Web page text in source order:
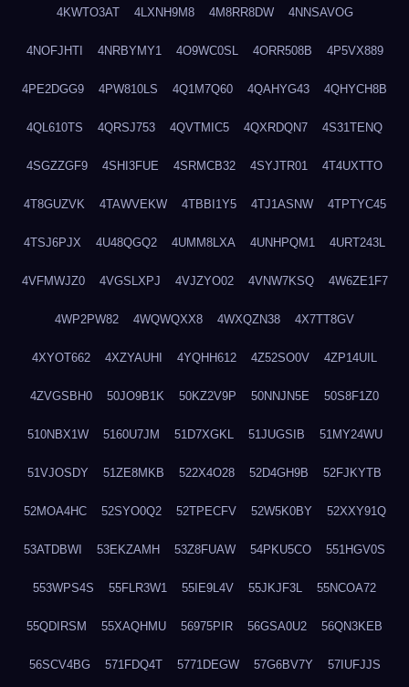
4KWTO3AT 4LXNH9M8 4M8RR8DW 4NNSAVOG
4NOFJHTI 4NRBYMY1 4O9WC0SL 4ORR508B 4P5VX889
4PE2DGG9 4PW810LS 4Q1M7Q60 4QAHYG43 4QHYCH8B
4QL610TS 4QRSJ753 4QVTMIC5 4QXRDQN7 4S31TENQ
4SGZZGF9 4SHI3FUE 4SRMCB32 4SYJTR01 4T4UXTTO
4T8GUZVK 4TAWVEKW 4TBBI1Y5 4TJ1ASNW 4TPTYC45
4TSJ6PJX 4U48QGQ2 4UMM8LXA 4UNHPQM1 4URT243L
4VFMWJZ0 4VGSLXPJ 4VJZYO02 4VNW7KSQ 4W6ZE1F7
4WP2PW82 4WQWQXX8 4WXQZN38 4X7TT8GV
4XYOT662 4XZYAUHI 4YQHH612 4Z52SO0V 4ZP14UIL
4ZVGSBH0 50JO9B1K 50KZ2V9P 50NNJN5E 50S8F1Z0
510NBX1W 5160U7JM 51D7XGKL 51JUGSIB 51MY24WU
51VJOSDY 51ZE8MKB 522X4O28 52D4GH9B 52FJKYTB
52MOA4HC 52SYO0Q2 52TPECFV 52W5K0BY 52XXY91Q
53ATDBWI 53EKZAMH 53Z8FUAW 54PKU5CO 551HGV0S
553WPS4S 55FLR3W1 55IE9L4V 55JKJF3L 55NCOA72
55QDIRSM 55XAQHMU 56975PIR 56GSA0U2 56QN3KEB
56SCV4BG 571FDQ4T 5771DEGW 57G6BV7Y 57IUFJJS